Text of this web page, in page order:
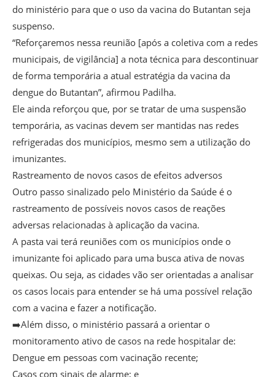
do ministério para que o uso da vacina do Butantan seja
suspenso.
“Reforçaremos nessa reunião [após a coletiva com a redes
municipais, de vigilância] a nota técnica para descontinuar
de forma temporária a atual estratégia da vacina da
dengue do Butantan”, afirmou Padilha.
Ele ainda reforçou que, por se tratar de uma suspensão
temporária, as vacinas devem ser mantidas nas redes
refrigeradas dos municípios, mesmo sem a utilização do
imunizantes.
Rastreamento de novos casos de efeitos adversos
Outro passo sinalizado pelo Ministério da Saúde é o
rastreamento de possíveis novos casos de reações
adversas relacionadas à aplicação da vacina.
A pasta vai terá reuniões com os municípios onde o
imunizante foi aplicado para uma busca ativa de novas
queixas. Ou seja, as cidades vão ser orientadas a analisar
os casos locais para entender se há uma possível relação
com a vacina e fazer a notificação.
➡️Além disso, o ministério passará a orientar o
monitoramento ativo de casos na rede hospitalar de:
Dengue em pessoas com vacinação recente;
Casos com sinais de alarme; e